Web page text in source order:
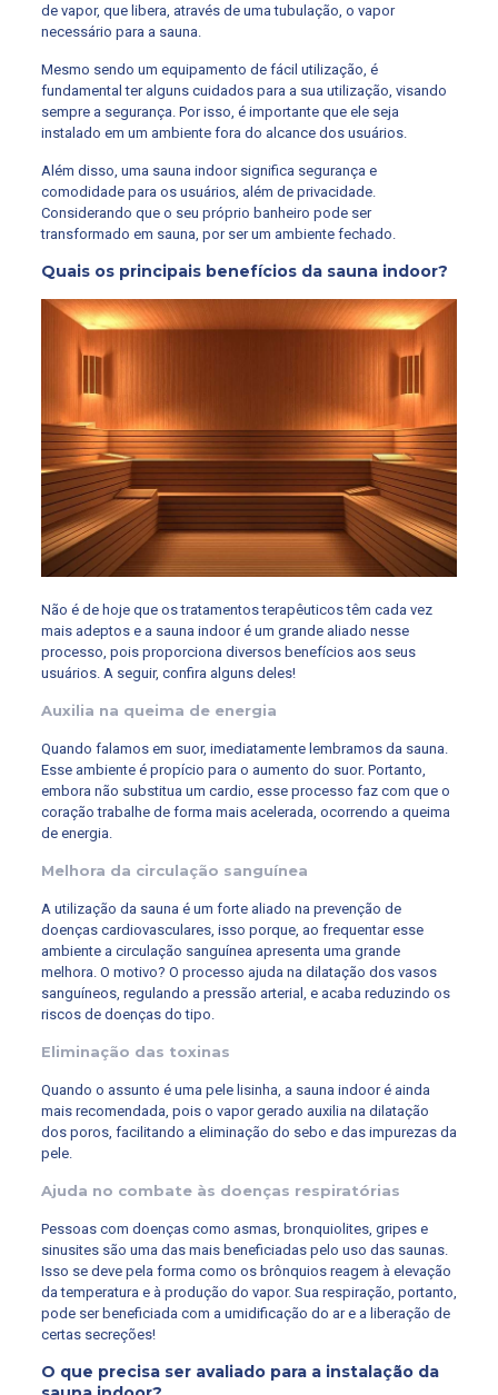
de vapor, que libera, através de uma tubulação, o vapor
necessário para a sauna.
Mesmo sendo um equipamento de fácil utilização, é
fundamental ter alguns cuidados para a sua utilização, visando
sempre a segurança. Por isso, é importante que ele seja
instalado em um ambiente fora do alcance dos usuários.
Além disso, uma sauna indoor significa segurança e
comodidade para os usuários, além de privacidade.
Considerando que o seu próprio banheiro pode ser
transformado em sauna, por ser um ambiente fechado.
Quais os principais benefícios da sauna indoor?
Não é de hoje que os tratamentos terapêuticos têm cada vez
mais adeptos e a sauna indoor é um grande aliado nesse
processo, pois proporciona diversos benefícios aos seus
usuários. A seguir, confira alguns deles!
Auxilia na queima de energia
Quando falamos em suor, imediatamente lembramos da sauna.
Esse ambiente é propício para o aumento do suor. Portanto,
embora não substitua um cardio, esse processo faz com que o
coração trabalhe de forma mais acelerada, ocorrendo a queima
de energia.
Melhora da circulação sanguínea
A utilização da sauna é um forte aliado na prevenção de
doenças cardiovasculares, isso porque, ao frequentar esse
ambiente a circulação sanguínea apresenta uma grande
melhora. O motivo? O processo ajuda na dilatação dos vasos
sanguíneos, regulando a pressão arterial, e acaba reduzindo os
riscos de doenças do tipo.
Eliminação das toxinas
Quando o assunto é uma pele lisinha, a sauna indoor é ainda
mais recomendada, pois o vapor gerado auxilia na dilatação
dos poros, facilitando a eliminação do sebo e das impurezas da
pele.
Ajuda no combate às doenças respiratórias
Pessoas com doenças como asmas, bronquiolites, gripes e
sinusites são uma das mais beneficiadas pelo uso das saunas.
Isso se deve pela forma como os brônquios reagem à elevação
da temperatura e à produção do vapor. Sua respiração, portanto,
pode ser beneficiada com a umidificação do ar e a liberação de
certas secreções!
O que precisa ser avaliado para a instalação da